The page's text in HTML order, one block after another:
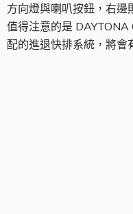
方向燈與喇叭按鈕，右邊
值得注意的是
配的進退快排系統，將會